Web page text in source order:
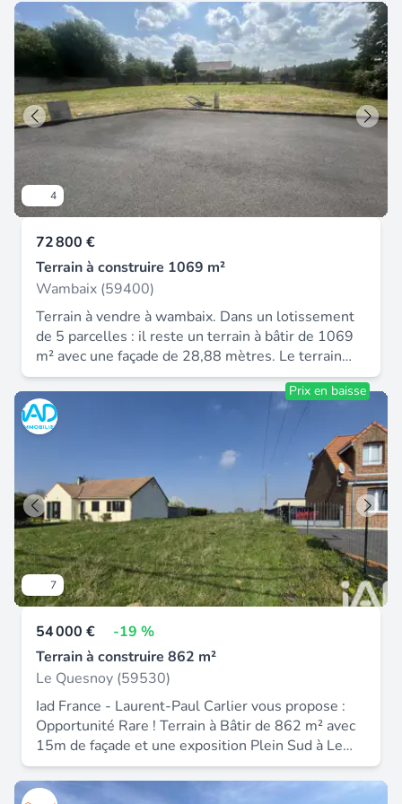
4
72 800 €
Terrain à construire 1069 m²
Wambaix (59400)
Terrain à vendre à wambaix. Dans un lotissement
de 5 parcelles : il reste un terrain à bâtir de 1069
m² avec une façade de 28,88 mètres. Le terrain
est borné et viabilisé (edf - assainissement -
télécom - voierie). Le terrain est au bout d'une
impasse et sans vis à vis. Le jardin sera orienté
plein sud. Prix : 68 000€ net vendeur.
7
Prix en baisse
54 000 €
-19 %
Terrain à construire 862 m²
Le Quesnoy (59530)
Iad France - Laurent-Paul Carlier vous propose :
Opportunité Rare ! Terrain à Bâtir de 862 m² avec
15m de façade et une exposition Plein Sud à Le
Quesnoy à proximité de Ruesnes. Vous rêvez de
construire la maison de vos rêves dans un